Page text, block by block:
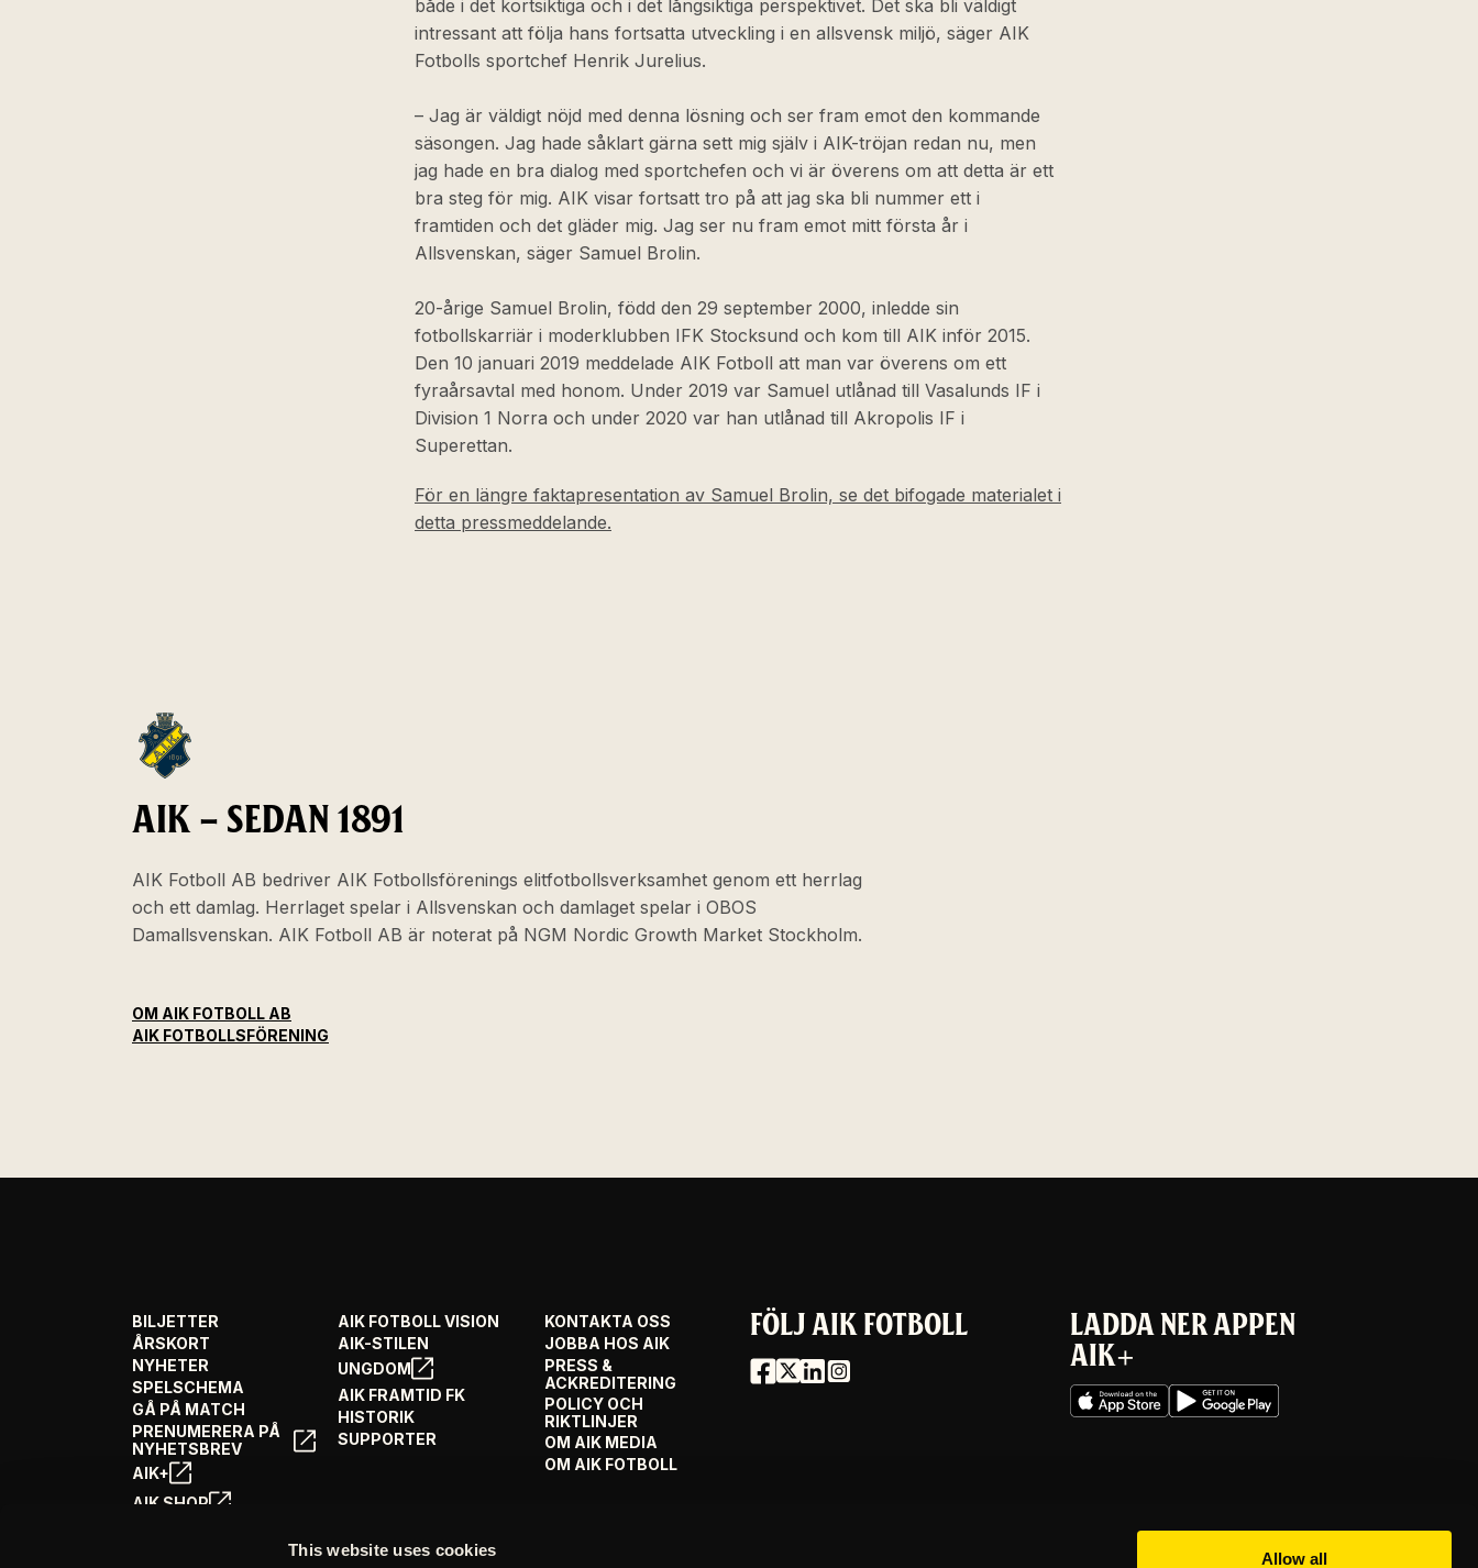
This website uses cookies Allow all
både i det kortsiktiga och i det långsiktiga perspektivet. Det ska bli väldigt
intressant att följa hans fortsatta utveckling i en allsvensk miljö, säger AIK
Fotbolls sportchef Henrik Jurelius.
– Jag är väldigt nöjd med denna lösning och ser fram emot den kommande
säsongen. Jag hade såklart gärna sett mig själv i AIK-tröjan redan nu, men
jag hade en bra dialog med sportchefen och vi är överens om att detta är ett
bra steg för mig. AIK visar fortsatt tro på att jag ska bli nummer ett i
framtiden och det gläder mig. Jag ser nu fram emot mitt första år i
Allsvenskan, säger Samuel Brolin.
20-årige Samuel Brolin, född den 29 september 2000, inledde sin
fotbollskarriär i moderklubben IFK Stocksund och kom till AIK inför 2015.
Den 10 januari 2019 meddelade AIK Fotboll att man var överens om ett
fyraårsavtal med honom. Under 2019 var Samuel utlånad till Vasalunds IF i
Division 1 Norra och under 2020 var han utlånad till Akropolis IF i
Superettan.
För en längre faktapresentation av Samuel Brolin, se det bifogade materialet i
detta pressmeddelande.
AIK – SEDAN 1891
AIK Fotboll AB bedriver AIK Fotbollsförenings elitfotbollsverksamhet genom ett herrlag
och ett damlag. Herrlaget spelar i Allsvenskan och damlaget spelar i OBOS
Damallsvenskan. AIK Fotboll AB är noterat på NGM Nordic Growth Market Stockholm.
OM AIK FOTBOLL AB
AIK FOTBOLLSFÖRENING
BILJETTER
ÅRSKORT
NYHETER
SPELSCHEMA
GÅ PÅ MATCH
PRENUMERERA PÅ
NYHETSBREV
AIK+
AIK SHOP
AIK FOTBOLL VISION
AIK-STILEN
UNGDOM
AIK FRAMTID FK
HISTORIK
SUPPORTER
KONTAKTA OSS
JOBBA HOS AIK
PRESS &
ACKREDITERING
POLICY OCH
RIKTLINJER
OM AIK MEDIA
OM AIK FOTBOLL
FÖLJ AIK FOTBOLL
LADDA NER APPEN
AIK+